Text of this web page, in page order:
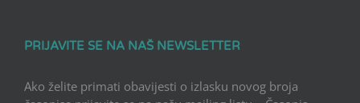
PRIJAVITE SE NA NAŠ NEWSLETTER
Ako želite primati obavijesti o izlasku novog broja